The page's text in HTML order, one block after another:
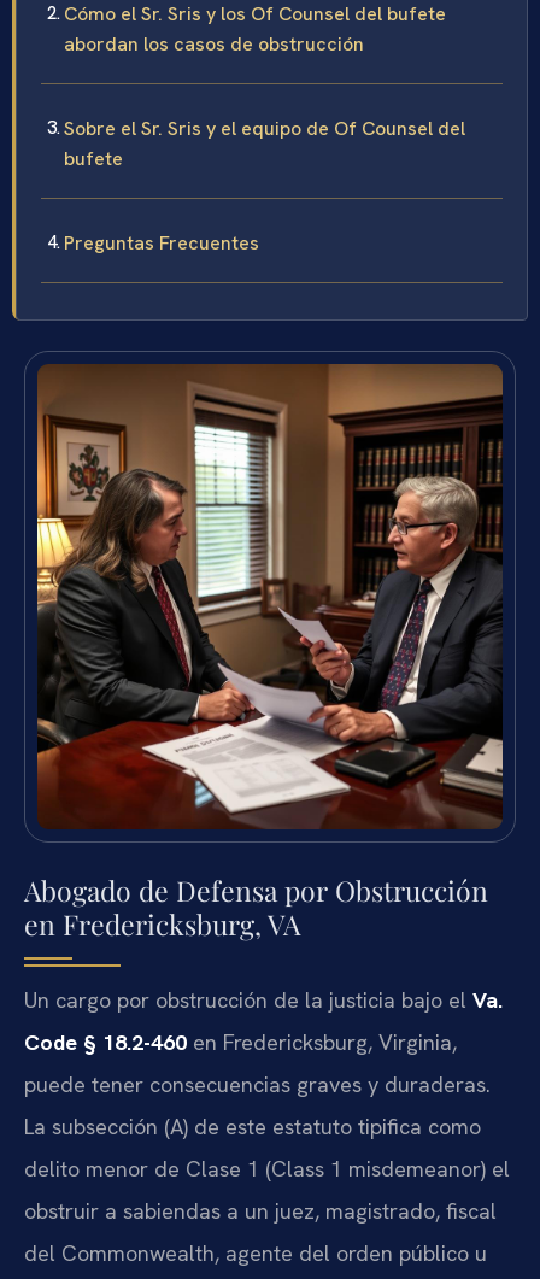
Cómo el Sr. Sris y los Of Counsel del bufete
abordan los casos de obstrucción
Sobre el Sr. Sris y el equipo de Of Counsel del
bufete
Preguntas Frecuentes
Abogado de Defensa por Obstrucción
en Fredericksburg, VA
Un cargo por obstrucción de la justicia bajo el Va.
Code § 18.2-460 en Fredericksburg, Virginia,
puede tener consecuencias graves y duraderas.
La subsección (A) de este estatuto tipifica como
delito menor de Clase 1 (Class 1 misdemeanor) el
obstruir a sabiendas a un juez, magistrado, fiscal
del Commonwealth, agente del orden público u